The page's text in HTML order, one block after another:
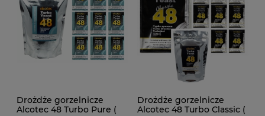
Drożdże gorzelnicze
Alcotec 48 Turbo Pure (
Drożdże gorzelnicze
Alcotec 48 Turbo Classic (